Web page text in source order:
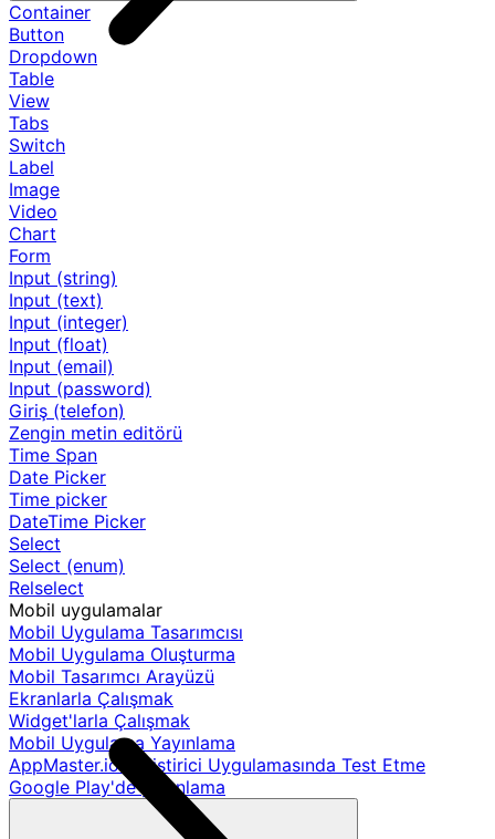
Container
Button
Dropdown
Table
View
Tabs
Switch
Label
Image
Video
Chart
Form
Input (string)
Input (text)
Input (integer)
Input (float)
Input (email)
Input (password)
Giriş (telefon)
Zengin metin editörü
Time Span
Date Picker
Time picker
DateTime Picker
Select
Select (enum)
Relselect
Mobil uygulamalar
Mobil Uygulama Tasarımcısı
Mobil Uygulama Oluşturma
Mobil Tasarımcı Arayüzü
Ekranlarla Çalışmak
Widget'larla Çalışmak
Mobil Uygulama Yayınlama
AppMaster.io Geliştirici Uygulamasında Test Etme
Google Play'de yayınlama